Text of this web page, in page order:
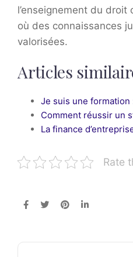
l’enseignement du
où des connaissances
valorisées.
Articles
Je suis une formation
Comment réussir un
La finance
Rate